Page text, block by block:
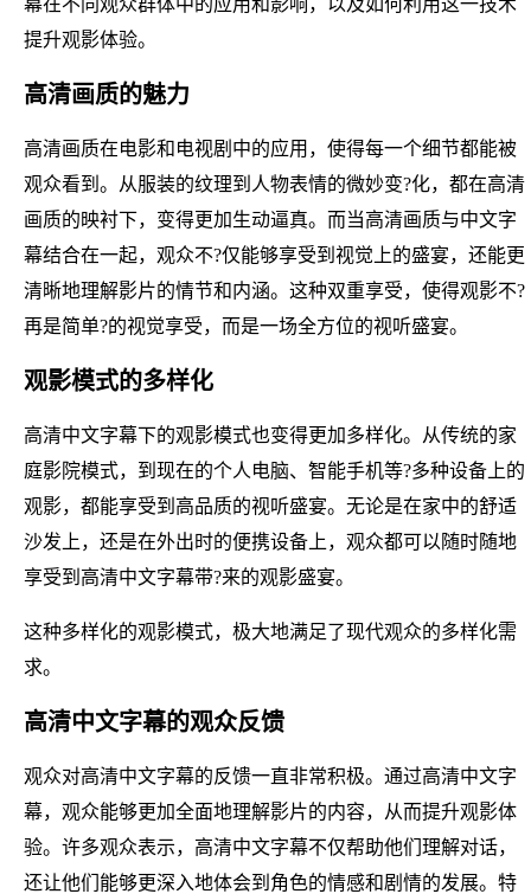
提升观影体验。
高清画质的魅力
高清画质在电影和电视剧中的应用，使得每一个细节都能被
观众看到。从服装的纹理到人物表情的微妙变?化，都在高清
画质的映衬下，变得更加生动逼真。而当高清画质与中文字
幕结合在一起，观众不?仅能够享受到视觉上的盛宴，还能更
清晰地理解影片的情节和内涵。这种双重享受，使得观影不?
再是简单?的视觉享受，而是一场全方位的视听盛宴。
观影模式的多样化
高清中文字幕下的观影模式也变得更加多样化。从传统的家
庭影院模式，到现在的个人电脑、智能手机等?多种设备上的
观影，都能享受到高品质的视听盛宴。无论是在家中的舒适
沙发上，还是在外出时的便携设备上，观众都可以随时随地
享受到高清中文字幕带?来的观影盛宴。
这种多样化的观影模式，极大地满足了现代观众的多样化需
求。
高清中文字幕的观众反馈
观众对高清中文字幕的反馈一直非常积极。通过高清中文字
幕，观众能够更加全面地理解影片的内容，从而提升观影体
验。许多观众表示，高清中文字幕不仅帮助他们理解对话，
还让他们能够更深入地体会到角色的情感和剧情的发展。特